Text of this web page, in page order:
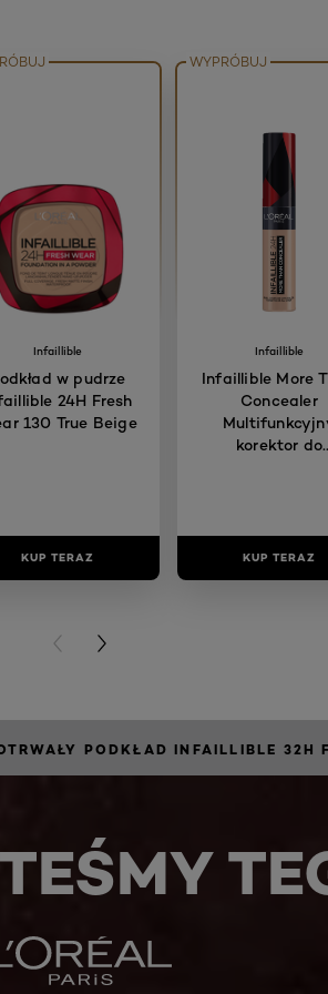
Infaillible
w pudrze
24H Fresh
130 True Beige
KUP TERAZ
WYPRÓBUJ
Infaillible
Infaillible More
Concealer
korektor do
KUP TERAZ
PREVIOUS CARD
NEXT CARD
PODKŁAD INFAILLIBLE 32H